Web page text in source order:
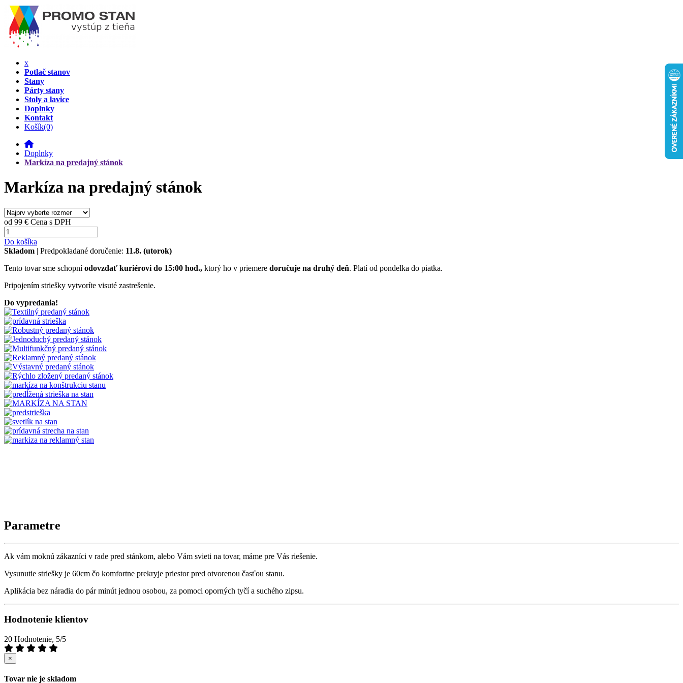
x
Potlač stanov
Stany
Párty stany
Stoly a lavice
Doplnky
Kontakt
Košík(0)
Doplnky
Markíza na predajný stánok
Markíza na predajný stánok
od 99 € Cena s DPH
Do košíka
Skladom | Predpokladané doručenie: 11.8. (utorok)
Tento tovar sme schopníodovzdať kuriérovi do 15:00 hod., ktorý ho v priemere doručuje na druhý deň. Platí od pondelka do piatka.
Pripojením striešky vytvoríte visuté zastrešenie.
Do vypredania!
Parametre
Ak vám moknú zákazníci v rade pred stánkom, alebo Vám svieti na tovar, máme pre Vás riešenie.
Vysunutie striešky je 60cm čo komfortne prekryje priestor pred otvorenou časťou stanu.
Aplikácia bez náradia do pár minút jednou osobou, za pomoci oporných tyčí a suchého zipsu.
Hodnotenie klientov
20 Hodnotenie, 5/5
×
Tovar nie je skladom